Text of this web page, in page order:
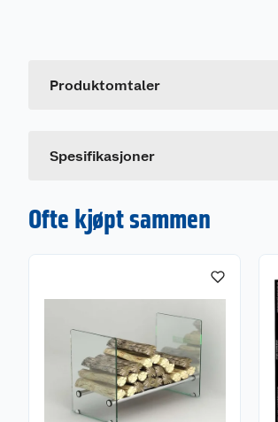
Produktomtaler
Spesifikasjoner
Leverandørens artikkelnummer
Ofte kjøpt sammen